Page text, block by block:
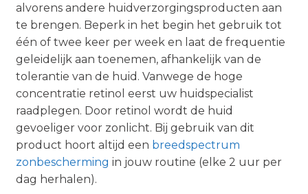
alvorens andere huidverzorgingsproducten aan
te brengen. Beperk in het begin het gebruik tot
één of twee keer per week en laat de frequentie
geleidelijk aan toenemen, afhankelijk van de
tolerantie van de huid. Vanwege de hoge
concentratie retinol eerst uw huidspecialist
raadplegen. Door retinol wordt de huid
gevoeliger voor zonlicht. Bij gebruik van dit
product hoort altijd een breedspectrum
zonbescherming in jouw routine (elke 2 uur per
dag herhalen).